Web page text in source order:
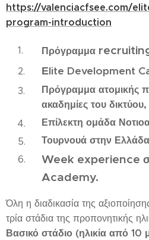
https://valenciacfsee.com/
program-introduction
Πρόγραμμα
Εlite Development
Πρόγραμμα ατομικής
ακαδημίες του δικτύου,
Επίλεκτη ομάδα
Τουρνουά στην
Week experience
Academy.
Όλη η διαδικασία της
τρία στάδια της προπονητικής
Βασικό στάδιο (ηλικία από 10